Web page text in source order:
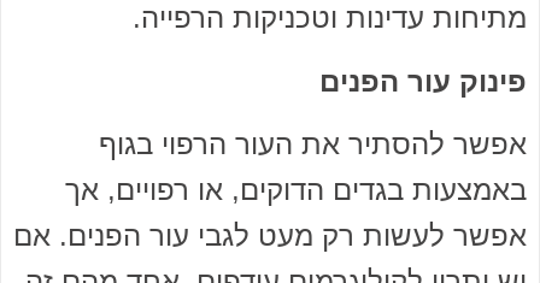
מתיחות עדינות וטכניקות הרפייה.
פינוק עור הפנים
אפשר להסתיר את העור הרפוי בגוף
באמצעות בגדים הדוקים, או רפויים, אך
אפשר לעשות רק מעט לגבי עור הפנים. אם